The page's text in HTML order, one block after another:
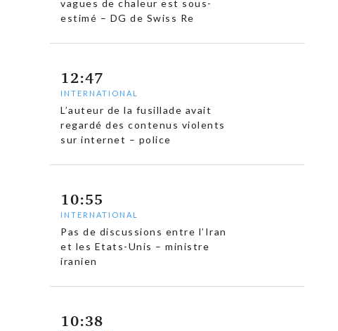
vagues de chaleur est sous-
estimé – DG de Swiss Re
12:47
INTERNATIONAL
L’auteur de la fusillade avait
regardé des contenus violents
sur internet – police
10:55
INTERNATIONAL
Pas de discussions entre l’Iran
et les Etats-Unis – ministre
iranien
10:38